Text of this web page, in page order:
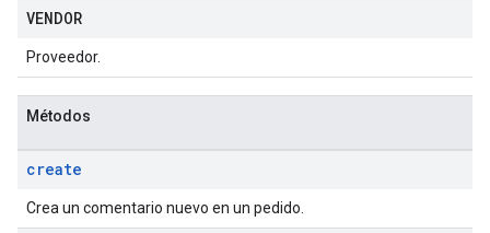
VENDOR
Proveedor.
Métodos
create
Crea un comentario nuevo en un pedido.